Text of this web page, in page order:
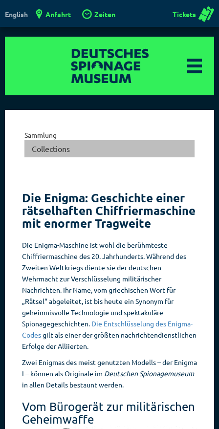
English Anfahrt Zeiten Tickets
Sammlung
Collections
Die Enigma: Geschichte einer
rätselhaften Chiffriermaschine
mit enormer Tragweite
Die Enigma-Maschine ist wohl die berühmteste
Chiffriermaschine des 20. Jahrhunderts. Während des
Zweiten Weltkriegs diente sie der deutschen
Wehrmacht zur Verschlüsselung militärischer
Nachrichten. Ihr Name, vom griechischen Wort für
„Rätsel“ abgeleitet, ist bis heute ein Synonym für
geheimnisvolle Technologie und spektakuläre
Spionagegeschichten. Die Entschlüsselung des Enigma-
Codesgilt als einer der größten nachrichtendienstlichen
Erfolge der Alliierten.
Zwei Enigmas des meist genutzten Modells – der Enigma
I – können als Originale im Deutschen Spionagemuseum
in allen Details bestaunt werden.
Vom Bürogerät zur militärischen
Geheimwaffe